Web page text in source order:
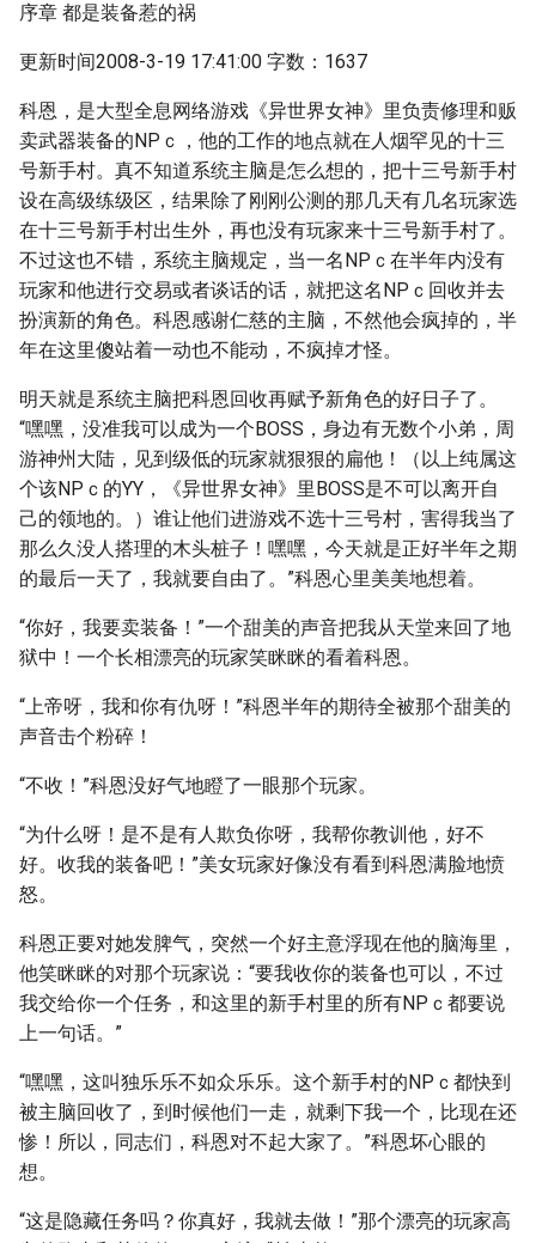
序章 都是装备惹的祸
更新时间2008-3-19 17:41:00 字数：1637
科恩，是大型全息网络游戏《异世界女神》里负责修理和贩
卖武器装备的NPｃ，他的工作的地点就在人烟罕见的十三
号新手村。真不知道系统主脑是怎么想的，把十三号新手村
设在高级练级区，结果除了刚刚公测的那几天有几名玩家选
在十三号新手村出生外，再也没有玩家来十三号新手村了。
不过这也不错，系统主脑规定，当一名NPｃ在半年内没有
玩家和他进行交易或者谈话的话，就把这名NPｃ回收并去
扮演新的角色。科恩感谢仁慈的主脑，不然他会疯掉的，半
年在这里傻站着一动也不能动，不疯掉才怪。
明天就是系统主脑把科恩回收再赋予新角色的好日子了。
“嘿嘿，没准我可以成为一个BOSS，身边有无数个小弟，周
游神州大陆，见到级低的玩家就狠狠的扁他！（以上纯属这
个该NPｃ的YY，《异世界女神》里BOSS是不可以离开自
己的领地的。）谁让他们进游戏不选十三号村，害得我当了
那么久没人搭理的木头桩子！嘿嘿，今天就是正好半年之期
的最后一天了，我就要自由了。”科恩心里美美地想着。
“你好，我要卖装备！”一个甜美的声音把我从天堂来回了地
狱中！一个长相漂亮的玩家笑眯眯的看着科恩。
“上帝呀，我和你有仇呀！”科恩半年的期待全被那个甜美的
声音击个粉碎！
“不收！”科恩没好气地瞪了一眼那个玩家。
“为什么呀！是不是有人欺负你呀，我帮你教训他，好不
好。收我的装备吧！”美女玩家好像没有看到科恩满脸地愤
怒。
科恩正要对她发脾气，突然一个好主意浮现在他的脑海里，
他笑眯眯的对那个玩家说：“要我收你的装备也可以，不过
我交给你一个任务，和这里的新手村里的所有NPｃ都要说
上一句话。”
“嘿嘿，这叫独乐乐不如众乐乐。这个新手村的NPｃ都快到
被主脑回收了，到时候他们一走，就剩下我一个，比现在还
惨！所以，同志们，科恩对不起大家了。”科恩坏心眼的
想。
“这是隐藏任务吗？你真好，我就去做！”那个漂亮的玩家高